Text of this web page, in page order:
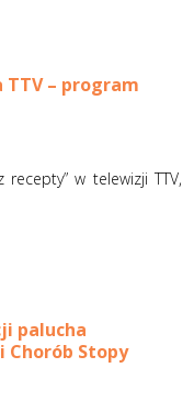
TTV – program
w telewizji TTV,
palucha
Chorób Stopy